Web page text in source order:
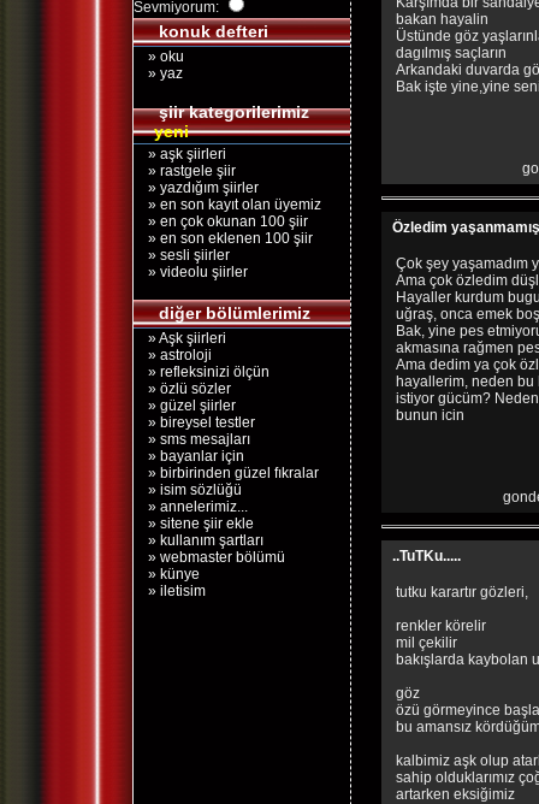
Sevmiyorum:
konuk defteri
» oku
» yaz
şiir kategorilerimiz
yeni
» aşk şiirleri
» rastgele şiir
» yazdığım şiirler
» en son kayıt olan üyemiz
» en çok okunan 100 şiir
» en son eklenen 100 şiir
» sesli şiirler
» videolu şiirler
diğer bölümlerimiz
» Aşk şiirleri
» astroloji
» refleksinizi ölçün
» özlü sözler
» güzel şiirler
» bireysel testler
» sms mesajları
» bayanlar için
» birbirinden güzel fıkralar
» isim sözlüğü
» annelerimiz...
» sitene şiir ekle
» kullanım şartları
» webmaster bölümü
» künye
» iletisim
bakan hayalin
Üstünde göz
dagılmış saçların
Arkandaki duvarda
Bak işte yine,yine
Özledim
Çok şey yaşamadım
Ama çok özledim
Hayaller kurdum
uğraş, onca emek
Bak, yine pes
akmasına rağmen
Ama dedim ya çok
hayallerim, neden bu
istiyor gücüm?
bunun icin
..TuTKu.....
tutku karartır gözleri,
renkler körelir
mil çekilir
bakışlarda kaybolan
göz
özü görmeyince
bu amansız
kalbimiz aşk olup
sahip olduklarımız
artarken eksiğimiz